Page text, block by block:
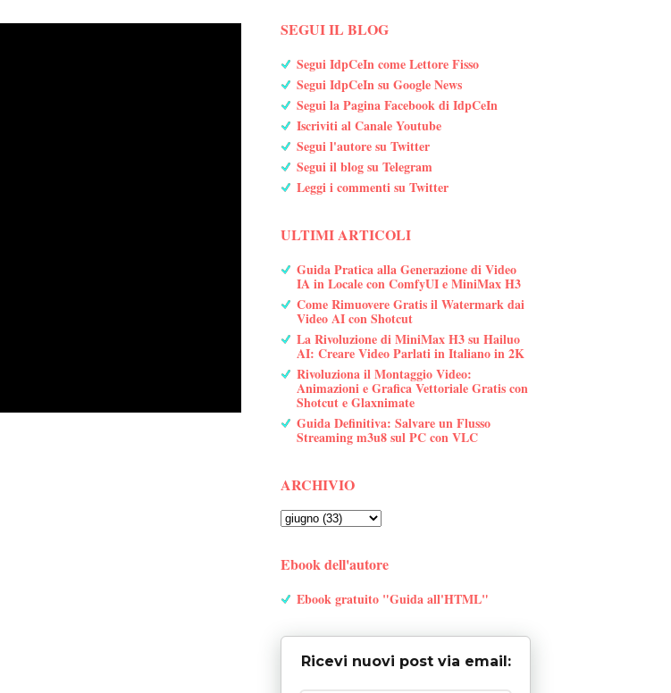
SEGUI IL BLOG
Segui IdpCeIn come Lettore Fisso
Segui IdpCeIn su Google News
Segui la Pagina Facebook di IdpCeIn
Iscriviti al Canale Youtube
Segui l'autore su Twitter
Segui il blog su Telegram
Leggi i commenti su Twitter
ULTIMI ARTICOLI
Guida Pratica alla Generazione di Video
IA in Locale con ComfyUI e MiniMax H3
Come Rimuovere Gratis il Watermark dai
Video AI con Shotcut
La Rivoluzione di MiniMax H3 su Hailuo
AI: Creare Video Parlati in Italiano in 2K
Rivoluziona il Montaggio Video:
Animazioni e Grafica Vettoriale Gratis con
Shotcut e Glaxnimate
Guida Definitiva: Salvare un Flusso
Streaming m3u8 sul PC con VLC
ARCHIVIO
Ebook dell'autore
Ebook gratuito "Guida all'HTML"
Ricevi nuovi post via email: